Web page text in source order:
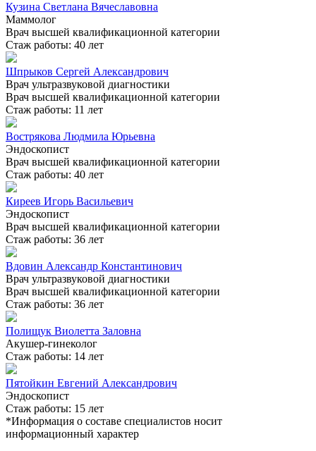
Кузина Светлана Вячеславовна
Маммолог
Врач высшей квалификационной категории
Стаж работы: 40 лет
Шпрыков Сергей Александрович
Врач ультразвуковой диагностики
Врач высшей квалификационной категории
Стаж работы: 11 лет
Вострякова Людмила Юрьевна
Эндоскопист
Врач высшей квалификационной категории
Стаж работы: 40 лет
Киреев Игорь Васильевич
Эндоскопист
Врач высшей квалификационной категории
Стаж работы: 36 лет
Вдовин Александр Константинович
Врач ультразвуковой диагностики
Врач высшей квалификационной категории
Стаж работы: 36 лет
Полищук Виолетта Заловна
Акушер-гинеколог
Стаж работы: 14 лет
Пятойкин Евгений Александрович
Эндоскопист
Стаж работы: 15 лет
*Информация о составе специалистов носит
информационный характер